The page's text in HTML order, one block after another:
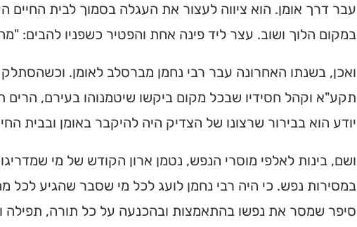
עבר דרך אומן. הוא ציווה לעצור את העגלה בסמוך לבית החיים
במקום הלוך ושוב. עצר ליד פינה אחת והפטיר כשפניו להבים:
ואכן, בשנתו האחרונה עבר רבי נחמן מברסלב לאומן. וכשהסתלק
תקע"א וקהל חסידיו שבכל מקום ביקשו שיטמנוהו בעירם, הרים
יודע הוא בבירור שרצונו של הצדיק היה להיקבר באומן ובבית
ושם, בינות לאלפי מוסרי הנפש, נטמן ארון הקודש של מי
במסירות נפש. כי היה רבי נחמן לועג לכל מי שסבר שהגיע לכל
סיפר שמסר את נפשו בהתאמצות ובהכנעה על כל תורה, תפילה